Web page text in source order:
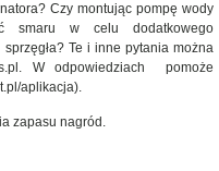
Czy montując pompę wody
smaru w celu dodatkowego
Te i inne pytania można
W odpowiedziach pomoże
aplikacja).
zapasu nagród.